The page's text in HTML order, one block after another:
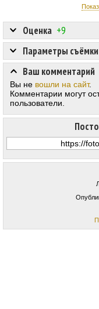
Оценка +9
Параметры съёмки
Ваш комментарий
Вы не вошли на сайт.
Комментарии могут
пользователи.